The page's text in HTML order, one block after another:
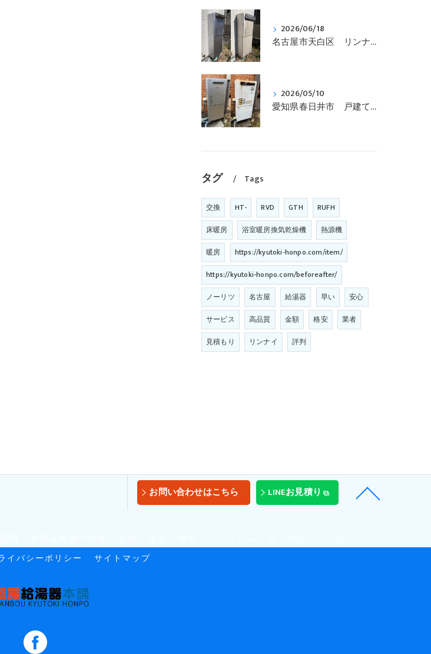
2026/06/18
名古屋市天白区 リンナイ、エコジョーズ、ガス給湯暖房用熱源機、コンパクトタイプ「RVD-E2401SAW2-1」を「RVD-E2405SAW2-1(C)」へ取替えです。
2026/05/10
愛知県春日井市 戸建て、リンナイ、壁掛型、暖房付き「RUFH-VD2400SAW2-3」からエコジョーズ「RVD-E2405SAW2-3(C)」に交換しました。
タグ Tags
交換 HT- RVD GTH
RUFH
床暖房
浴室暖房換気乾燥機
熱源機
暖房
https://kyutoki-honpo.com/item/
https://kyutoki-honpo.com/beforeafter/
ノーリツ
名古屋 給湯器 早い
安心
サービス
高品質 金額 格安
業者
見積もり
リンナイ 評判
お問い合わせはこちら LINEお見積り
イバシーポリシー サイトマップ